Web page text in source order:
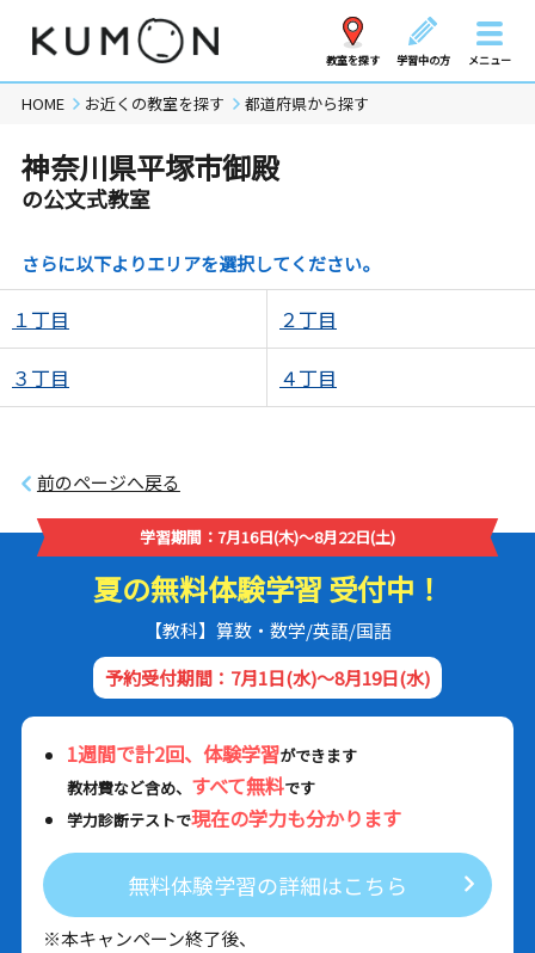
教室を探す 学習中の方 メニュー
HOME お近くの教室を探す 都道府県から探す
神奈川県平塚市御殿
の公文式教室
さらに以下よりエリアを選択してください。
１丁目 ２丁目
３丁目 ４丁目
前のページへ戻る
学習期間：7月16日(木)～8月22日(土)
夏の無料体験学習 受付中！
【教科】算数・数学/英語/国語
予約受付期間：7月1日(水)～8月19日(水)
1週間で計2回、体験学習ができます
教材費など含め、 すべて無料です
学力診断テストで現在の学力も分かります
無料体験学習の詳細はこちら
※本キャンペーン終了後、